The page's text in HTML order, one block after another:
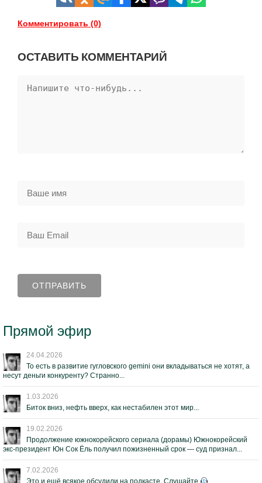
Комментировать (0)
ОСТАВИТЬ КОММЕНТАРИЙ
Прямой эфир
24.04.2026
То есть в развитие гугловского gemini они вкладываться не хотят, а
несут деньги конкуренту? Странно...
1.03.2026
Биток вниз, нефть вверх, как нестабилен этот мир...
19.02.2026
Продолжение южнокорейского сериала (дорамы) Южнокорейский
экс-президент Юн Сок Ёль получил пожизненный срок — суд признал...
7.02.2026
Это и ещё всякое обсудили на подкасте. Слушайте